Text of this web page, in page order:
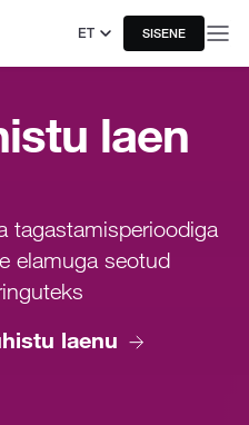
ET SISENE
laen
tagastamisperioodiga
elamuga seotud
laenu